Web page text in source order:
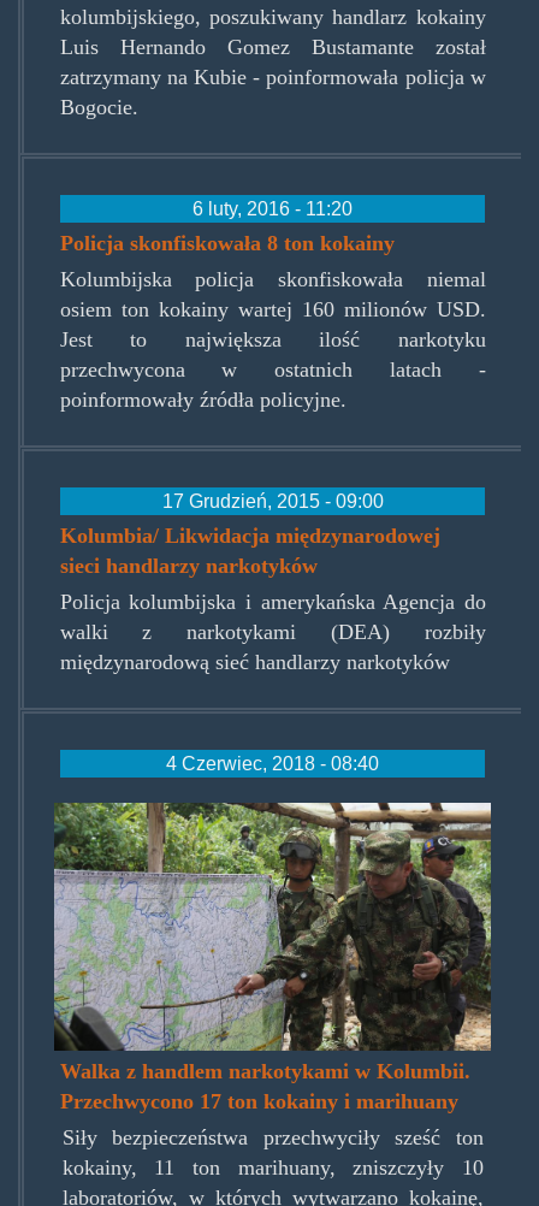
kolumbijskiego, poszukiwany handlarz kokainy
Luis Hernando Gomez Bustamante został
zatrzymany na Kubie - poinformowała policja w
Bogocie.
6 luty, 2016 - 11:20
Policja skonfiskowała 8 ton kokainy
Kolumbijska policja skonfiskowała niemal
osiem ton kokainy wartej 160 milionów USD.
Jest to największa ilość narkotyku
przechwycona w ostatnich latach -
poinformowały źródła policyjne.
17 Grudzień, 2015 - 09:00
Kolumbia/ Likwidacja międzynarodowej
sieci handlarzy narkotyków
Policja kolumbijska i amerykańska Agencja do
walki z narkotykami (DEA) rozbiły
międzynarodową sieć handlarzy narkotyków
4 Czerwiec, 2018 - 08:40
Walka z handlem narkotykami w Kolumbii.
Przechwycono 17 ton kokainy i marihuany
Siły bezpieczeństwa przechwyciły sześć ton
kokainy, 11 ton marihuany, zniszczyły 10
laboratoriów, w których wytwarzano kokainę,